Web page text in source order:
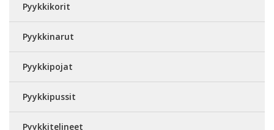
Pyykkikorit
Pyykkinarut
Pyykkipojat
Pyykkipussit
Pyykkitelineet